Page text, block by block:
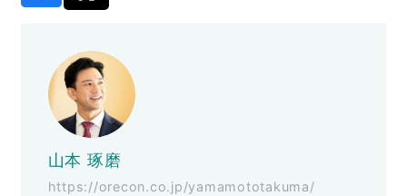
山本 琢磨
https://orecon.co.jp/yamamototakuma/